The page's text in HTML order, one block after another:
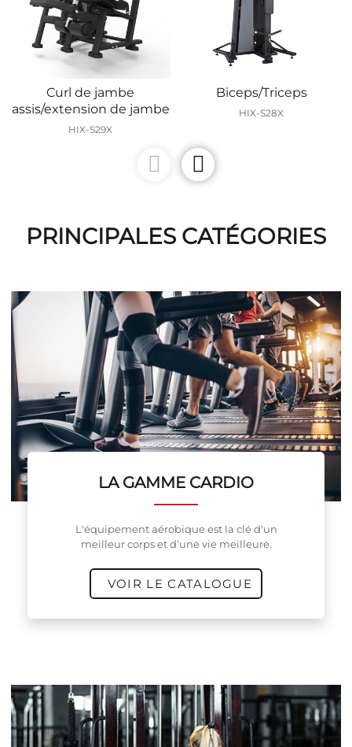
Curl de jambe
assis/extension de jambe
HIX-S29X
Biceps/Triceps
HIX-S28X
PRINCIPALES CATÉGORIES
LA GAMME CARDIO
L'équipement aérobique est la clé d'un
meilleur corps et d'une vie meilleure.
VOIR LE CATALOGUE